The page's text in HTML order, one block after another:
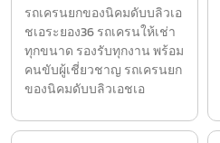
รถเครนยกของนิคมดับบลิวเอ
ชเอระยอง36 รถเครนให้เช่า
ทุกขนาด รองรับทุกงาน พร้อม
คนขับผู้เชี่ยวชาญ รถเครนยก
ของนิคมดับบลิวเอชเอ